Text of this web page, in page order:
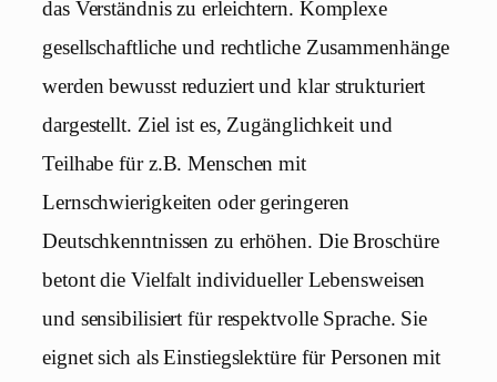
das Verständnis zu erleichtern. Komplexe
gesellschaftliche und rechtliche Zusammenhänge
werden bewusst reduziert und klar strukturiert
dargestellt. Ziel ist es, Zugänglichkeit und
Teilhabe für z.B. Menschen mit
Lernschwierigkeiten oder geringeren
Deutschkenntnissen zu erhöhen. Die Broschüre
betont die Vielfalt individueller Lebensweisen
und sensibilisiert für respektvolle Sprache. Sie
eignet sich als Einstiegslektüre für Personen mit